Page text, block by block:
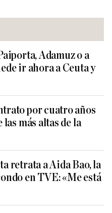
Adamuz o a
ir ahora a Ceuta y
por cuatro años
más altas de la
retrata a Aida Bao, la
en TVE: «Me está